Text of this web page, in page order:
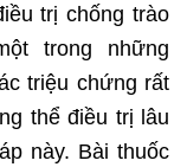
trị chống trào
trong những
triệu chứng rất
thể điều trị lâu
này. Bài thuốc